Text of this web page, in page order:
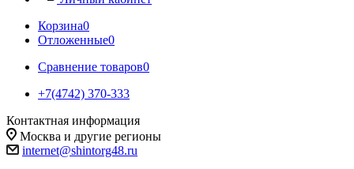
Корзина0
Отложенные0
Сравнение товаров0
+7(4742) 370-333
Контактная информация
Москва и другие регионы
internet@shintorg48.ru